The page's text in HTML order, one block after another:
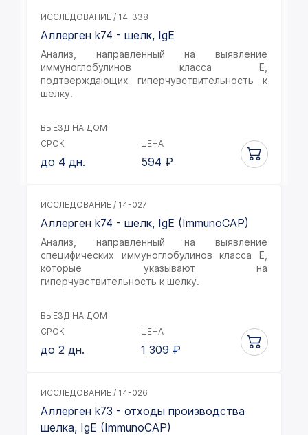
ИССЛЕДОВАНИЕ / 14-338
Аллерген k74 - шелк, IgE
Анализ, направленный на выявление
иммуноглобулинов класса Е,
подтверждающих гиперчувствительность к
шелку.
ВЫЕЗД НА ДОМ
СРОК
до 4 дн.
ЦЕНА
594 ₽
ИССЛЕДОВАНИЕ / 14-027
Аллерген k74 - шелк, IgE (ImmunoCAP)
Анализ, направленный на выявление
специфических иммуноглобулинов класса Е,
которые указывают на
гиперчувствительность к шелку.
ВЫЕЗД НА ДОМ
СРОК
до 2 дн.
ЦЕНА
1 309 ₽
ИССЛЕДОВАНИЕ / 14-026
Аллерген k73 - отходы производства
шелка, IgE (ImmunoCAP)